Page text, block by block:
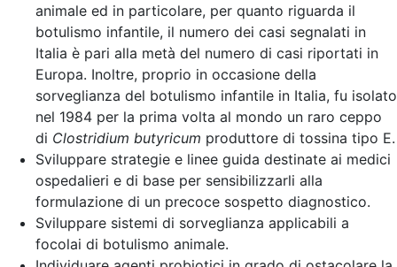
animale ed in particolare, per quanto riguarda il
botulismo infantile, il numero dei casi segnalati in
Italia è pari alla metà del numero di casi riportati in
Europa. Inoltre, proprio in occasione della
sorveglianza del botulismo infantile in Italia, fu isolato
nel 1984 per la prima volta al mondo un raro ceppo
di Clostridium butyricum produttore di tossina tipo E.
Sviluppare strategie e linee guida destinate ai medici
ospedalieri e di base per sensibilizzarli alla
formulazione di un precoce sospetto diagnostico.
Sviluppare sistemi di sorveglianza applicabili a
focolai di botulismo animale.